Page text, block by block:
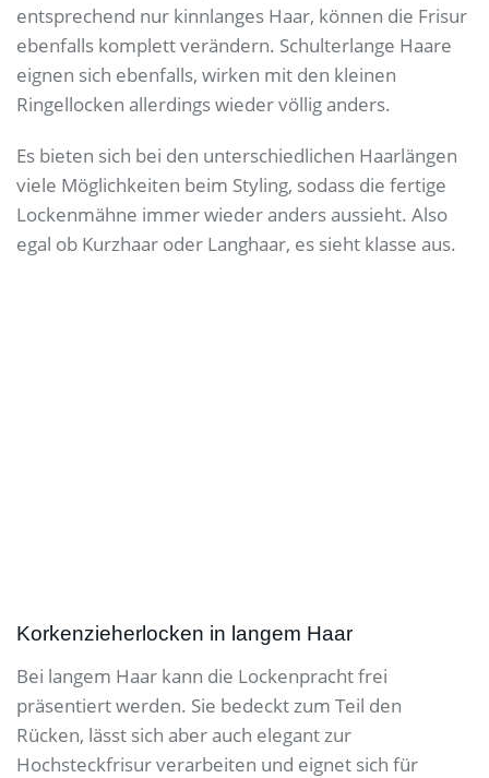
entsprechend nur kinnlanges Haar, können die Frisur
ebenfalls komplett verändern. Schulterlange Haare
eignen sich ebenfalls, wirken mit den kleinen
Ringellocken allerdings wieder völlig anders.
Es bieten sich bei den unterschiedlichen Haarlängen
viele Möglichkeiten beim Styling, sodass die fertige
Lockenmähne immer wieder anders aussieht. Also
egal ob Kurzhaar oder Langhaar, es sieht klasse aus.
Korkenzieherlocken in langem Haar
Bei langem Haar kann die Lockenpracht frei
präsentiert werden. Sie bedeckt zum Teil den
Rücken, lässt sich aber auch elegant zur
Hochsteckfrisur verarbeiten und eignet sich für